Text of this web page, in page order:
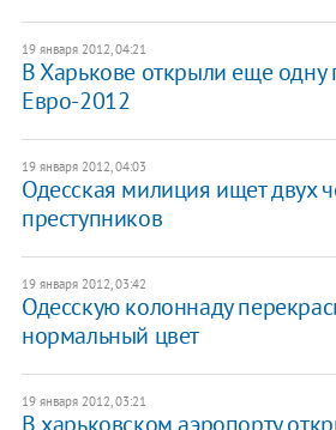
19 января 2012, 04:21
В Харькове открыли еще одну
Евро-2012
19 января 2012, 04:03
Одесская милиция ищет двух
преступников
19 января 2012, 03:42
Одесскую колоннаду
нормальный цвет
19 января 2012, 03:21
В харьковском аэропорту